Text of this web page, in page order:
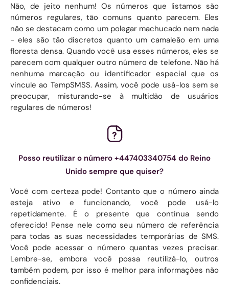
Não, de jeito nenhum! Os números que listamos são
números regulares, tão comuns quanto parecem. Eles
não se destacam como um polegar machucado nem nada
- eles são tão discretos quanto um camaleão em uma
floresta densa. Quando você usa esses números, eles se
parecem com qualquer outro número de telefone. Não há
nenhuma marcação ou identificador especial que os
vincule ao TempSMSS. Assim, você pode usá-los sem se
preocupar, misturando-se à multidão de usuários
regulares de números!
Posso reutilizar o número +447403340754 do Reino
Unido sempre que quiser?
Você com certeza pode! Contanto que o número ainda
esteja ativo e funcionando, você pode usá-lo
repetidamente. É o presente que continua sendo
oferecido! Pense nele como seu número de referência
para todas as suas necessidades temporárias de SMS.
Você pode acessar o número quantas vezes precisar.
Lembre-se, embora você possa reutilizá-lo, outros
também podem, por isso é melhor para informações não
confidenciais.